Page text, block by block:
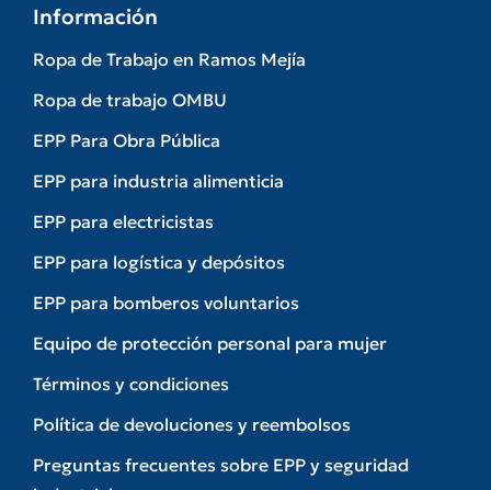
Información
Ropa de Trabajo en Ramos Mejía
Ropa de trabajo OMBU
EPP Para Obra Pública
EPP para industria alimenticia
EPP para electricistas
EPP para logística y depósitos
EPP para bomberos voluntarios
Equipo de protección personal para mujer
Términos y condiciones
Política de devoluciones y reembolsos
Preguntas frecuentes sobre EPP y seguridad